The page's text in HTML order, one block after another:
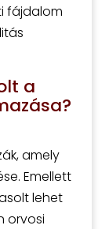
fájdalom
a
amely
Emellett
lehet
orvosi